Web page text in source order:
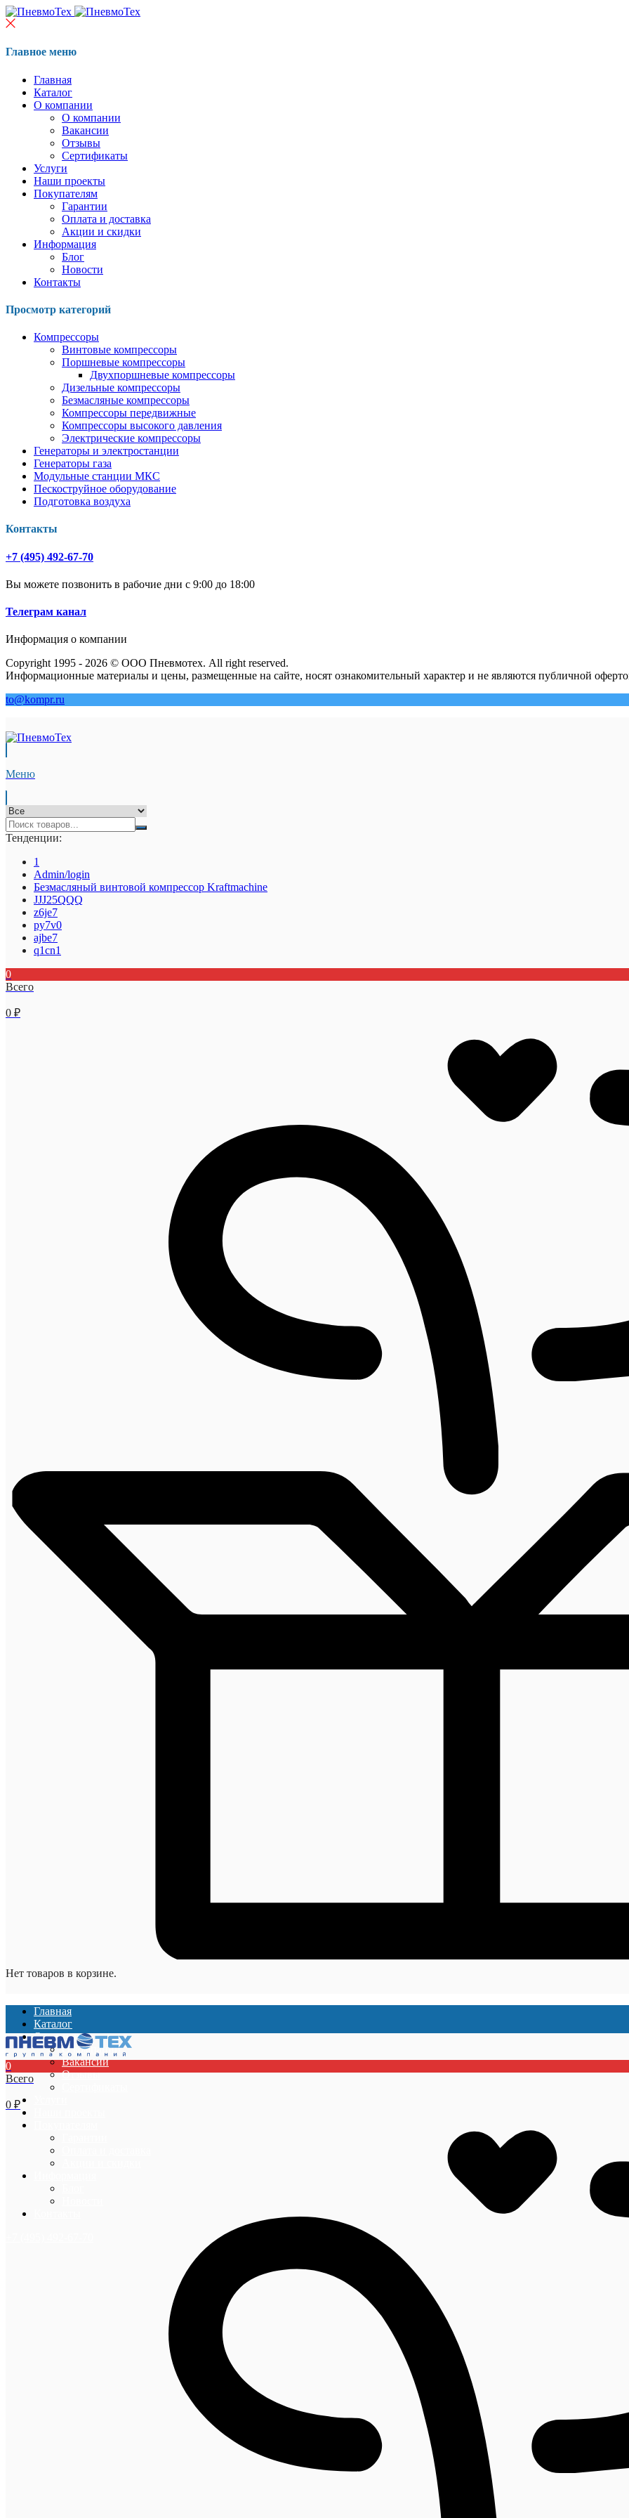
Главное меню
Главная
Каталог
О компании
О компании
Вакансии
Отзывы
Сертификаты
Услуги
Наши проекты
Покупателям
Гарантии
Оплата и доставка
Акции и скидки
Информация
Блог
Новости
Контакты
Просмотр категорий
Компрессоры
Винтовые компрессоры
Поршневые компрессоры
Двухпоршневые компрессоры
Дизельные компрессоры
Безмасляные компрессоры
Компрессоры передвижные
Компрессоры высокого давления
Электрические компрессоры
Генераторы и электростанции
Генераторы газа
Модульные станции МКС
Пескоструйное оборудование
Подготовка воздуха
Контакты
+7 (495) 492-67-70
Вы можете позвонить в рабочие дни с 9:00 до 18:00
Телеграм канал
Информация о компании
Copyright 1995 - 2026 © ООО Пневмотех. All right reserved.
Информационные материалы и цены, размещенные на сайте, носят ознакомительный характер и не являются публичной
to@kompr.ru
Меню
Тенденции:
1
Admin/login
Безмасляный винтовой компрессор Kraftmaсhine
JJJ25QQQ
z6je7
py7v0
ajbe7
q1cn1
0
Всего
0 ₽
Нет товаров в корзине.
Главная
Каталог
О компании
О компании
Вакансии
Отзывы
0
Всего
0 ₽